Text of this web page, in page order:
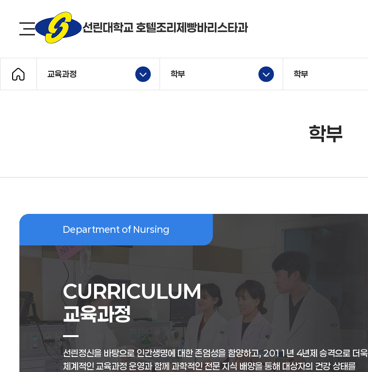
사이트맵
선린대 로고
선린대학교 호텔조리제빵바리스타과
메인으로
교육과정 학부 학부
학부
Department of Nursing
CURRICULUM
교육과정
선린정신을 바탕으로 인간생명에 대한 존엄성을 함양하고, 2011년 4년제 승격으로 더욱
체계적인 교육과정 운영과 함께 과학적인 전문 지식 배양을 통해 대상자의 건강 상태를